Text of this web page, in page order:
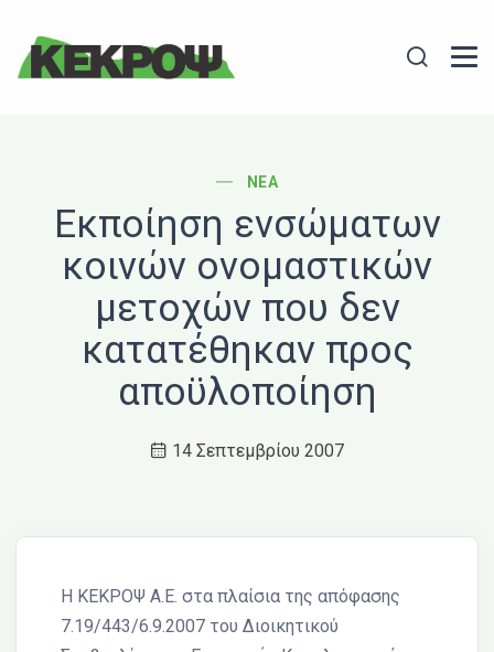
Header Logo Search
POST CATEGORY
ΝΈΑ
Εκποίηση ενσώματων
κοινών ονομαστικών
μετοχών που δεν
κατατέθηκαν προς
απoϋλοποίηση
14 Σεπτεμβρίου 2007
H ΚΕΚΡΟΨ Α.Ε. στα πλαίσια της απόφασης
7.19/443/6.9.2007 του Διοικητικού